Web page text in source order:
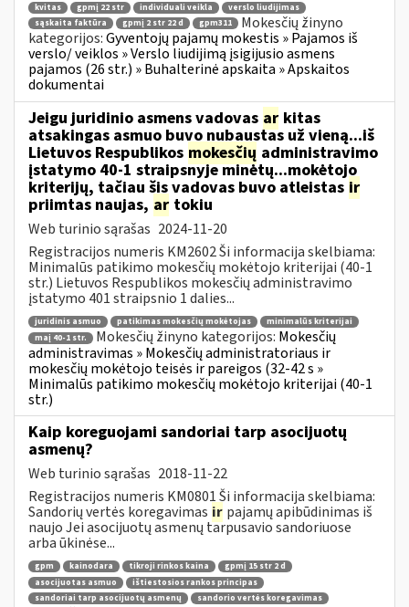
kvitas
gpmį 22 str individuali veikla
verslo liudijimas
sąskaita faktūra
gpmį 2 str 22 d gpm311
Mokesčių žinyno
kategorijos:Gyventojų pajamų mokestis » Pajamos iš
verslo/ veiklos » Verslo liudijimą įsigijusio asmens
pajamos (26 str.) » Buhalterinė apskaita » Apskaitos
dokumentai
Jeigu juridinio asmens vadovas ar kitas
atsakingas asmuo buvo nubaustas už vieną...iš
Lietuvos Respublikos mokesčių administravimo
įstatymo 40-1 straipsnyje minėtų...mokėtojo
kriterijų, tačiau šis vadovas buvo atleistas ir
priimtas naujas, ar tokiu
Web turinio sąrašas 2024-11-20
Registracijos numeris KM2602 Ši informacija skelbiama:
Minimalūs patikimo mokesčių mokėtojo kriterijai (40-1
str.) Lietuvos Respublikos mokesčių administravimo
įstatymo 401 straipsnio 1 dalies...
juridinis asmuo patikimas mokesčių mokėtojas
minimalūs kriterijai
maį 40-1 str.
Mokesčių žinyno kategorijos: Mokesčių
administravimas » Mokesčių administratoriaus ir
mokesčių mokėtojo teisės ir pareigos (32-42 s »
Minimalūs patikimo mokesčių mokėtojo kriterijai (40-1
str.)
Kaip koreguojami sandoriai tarp asocijuotų
asmenų?
Web turinio sąrašas 2018-11-22
Registracijos numeris KM0801 Ši informacija skelbiama:
Sandorių vertės koregavimas ir pajamų apibūdinimas iš
naujo Jei asocijuotų asmenų tarpusavio sandoriuose
arba ūkinėse...
gpm kainodara tikroji rinkos kaina
gpmį 15 str 2 d
asocijuotas asmuo
ištiestosios rankos principas
sandoriai tarp asocijuotų asmenų
sandorio vertės koregavimas